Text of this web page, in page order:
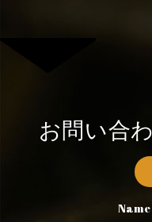
お問い合